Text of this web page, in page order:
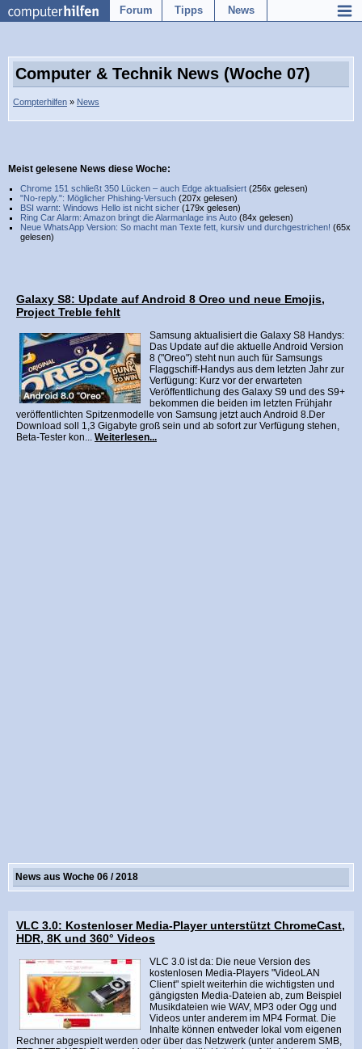
Forum Tipps News
Computer & Technik News (Woche 07)
Compterhilfen » News
Meist gelesene News diese Woche:
Chrome 151 schließt 350 Lücken – auch Edge aktualisiert (256x gelesen)
"No-reply.": Möglicher Phishing-Versuch (207x gelesen)
BSI warnt: Windows Hello ist nicht sicher (179x gelesen)
Ring Car Alarm: Amazon bringt die Alarmanlage ins Auto (84x gelesen)
Neue WhatsApp Version: So macht man Texte fett, kursiv und durchgestrichen! (65x
gelesen)
Galaxy S8: Update auf Android 8 Oreo und neue Emojis,
Project Treble fehlt
Samsung aktualisiert die Galaxy S8 Handys:
Das Update auf die aktuelle Android Version
8 ("Oreo") steht nun auch für Samsungs
Flaggschiff-Handys aus dem letzten Jahr zur
Verfügung: Kurz vor der erwarteten
Veröffentlichung des Galaxy S9 und des S9+
bekommen die beiden im letzten Frühjahr
veröffentlichten Spitzenmodelle von Samsung jetzt auch Android 8.Der
Download soll 1,3 Gigabyte groß sein und ab sofort zur Verfügung stehen,
Beta-Tester kon... Weiterlesen...
News aus Woche 06 / 2018
VLC 3.0: Kostenloser Media-Player unterstützt ChromeCast,
HDR, 8K und 360° Videos
VLC 3.0 ist da: Die neue Version des
kostenlosen Media-Players "VideoLAN
Client" spielt weiterhin die wichtigsten und
gängigsten Media-Dateien ab, zum Beispiel
Musikdateien wie WAV, MP3 oder Ogg und
Videos unter anderem im MP4 Format. Die
Inhalte können entweder lokal vom eigenen
Rechner abgespielt werden oder über das Netzwerk (unter anderem SMB,